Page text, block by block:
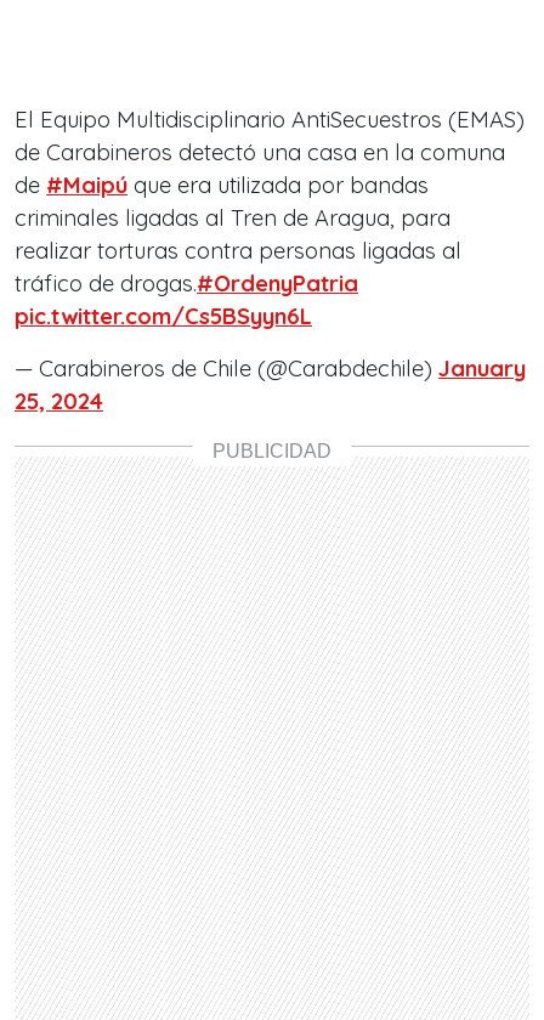
El Equipo Multidisciplinario AntiSecuestros (EMAS)
de Carabineros detectó una casa en la comuna
de #Maipú que era utilizada por bandas
criminales ligadas al Tren de Aragua, para
realizar torturas contra personas ligadas al
tráfico de drogas.#OrdenyPatria
pic.twitter.com/Cs5BSyyn6L
— Carabineros de Chile (@Carabdechile) January
25, 2024